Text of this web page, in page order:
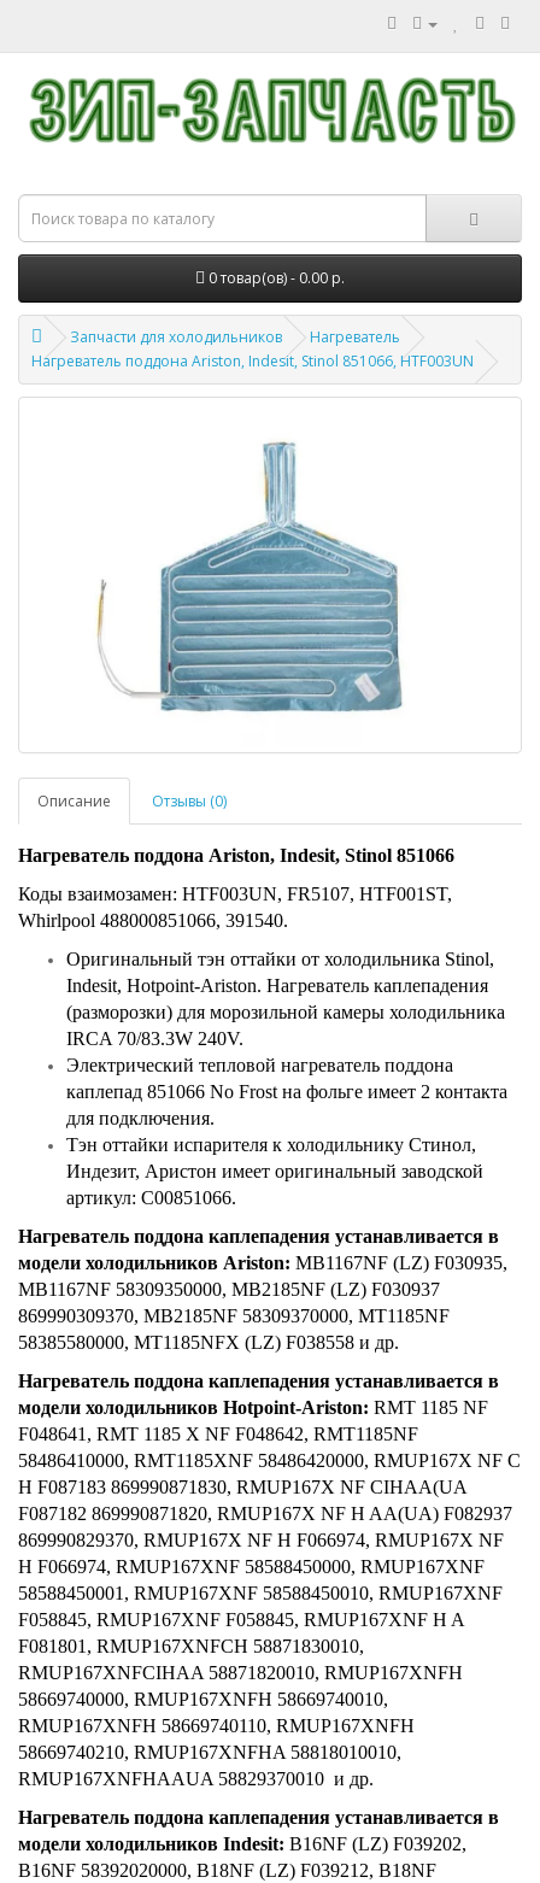
0 товар(ов) - 0.00 р.
Запчасти для холодильников
Нагреватель
Нагреватель поддона Ariston, Indesit, Stinol 851066, HTF003UN
Описание Отзывы (0)
Нагреватель поддона Ariston, Indesit, Stinol 851066
Коды взаимозамен: HTF003UN, FR5107, HTF001ST,
Whirlpool 488000851066, 391540.
Оригинальный тэн оттайки от холодильника Stinol,
Indesit, Hotpoint-Ariston. Нагреватель каплепадения
(разморозки) для морозильной камеры холодильника
IRCA 70/83.3W 240V.
Электрический тепловой нагреватель поддона
каплепад 851066 No Frost на фольге имеет 2 контакта
для подключения.
Тэн оттайки испарителя к холодильнику Стинол,
Индезит, Аристон имеет оригинальный заводской
артикул: C00851066.
Нагреватель поддона каплепадения устанавливается в
модели холодильников Ariston: MB1167NF (LZ) F030935,
MB1167NF 58309350000, MB2185NF (LZ) F030937
869990309370, MB2185NF 58309370000, MT1185NF
58385580000, MT1185NFX (LZ) F038558 и др.
Нагреватель поддона каплепадения устанавливается в
модели холодильников Hotpoint-Ariston: RMT 1185 NF
F048641, RMT 1185 X NF F048642, RMT1185NF
58486410000, RMT1185XNF 58486420000, RMUP167X NF C
H F087183 869990871830, RMUP167X NF CIHAA(UA
F087182 869990871820, RMUP167X NF H AA(UA) F082937
869990829370, RMUP167X NF H F066974, RMUP167X NF
H F066974, RMUP167XNF 58588450000, RMUP167XNF
58588450001, RMUP167XNF 58588450010, RMUP167XNF
F058845, RMUP167XNF F058845, RMUP167XNF H A
F081801, RMUP167XNFCH 58871830010,
RMUP167XNFCIHAA 58871820010, RMUP167XNFH
58669740000, RMUP167XNFH 58669740010,
RMUP167XNFH 58669740110, RMUP167XNFH
58669740210, RMUP167XNFHA 58818010010,
RMUP167XNFHAAUA 58829370010 и др.
Нагреватель поддона каплепадения устанавливается в
модели холодильников Indesit: B16NF (LZ) F039202,
B16NF 58392020000, B18NF (LZ) F039212, B18NF